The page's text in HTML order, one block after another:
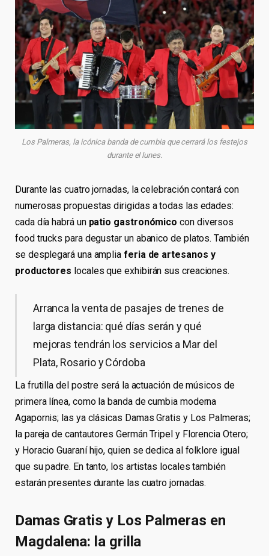
Los Palmeras, la icónica banda de cumbia que cerrará los festejos
durante el lunes.
Durante las cuatro jornadas, la celebración contará con
numerosas propuestas dirigidas a todas las edades:
cada día habrá un patio gastronómico con diversos
food trucks para degustar un abanico de platos. También
se desplegará una amplia feria de artesanos y
productores locales que exhibirán sus creaciones.
Arranca la venta de pasajes de trenes de
larga distancia: qué días serán y qué
mejoras tendrán los servicios a Mar del
Plata, Rosario y Córdoba
La frutilla del postre será la actuación de músicos de
primera línea, como la banda de cumbia moderna
Agapornis; las ya clásicas Damas Gratis y Los Palmeras;
la pareja de cantautores Germán Tripel y Florencia Otero;
y Horacio Guaraní hijo, quien se dedica al folklore igual
que su padre. En tanto, los artistas locales también
estarán presentes durante las cuatro jornadas.
Damas Gratis y Los Palmeras en
Magdalena: la grilla